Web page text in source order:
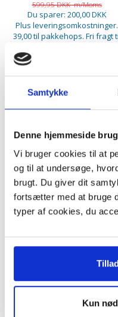
Samtykke
Denne hjemmeside
Vi bruger cookies til at
og til at undersøge,
brugt. Du giver dit
fortsætter med at bruge
typer af cookies, du
Kun
599,95 DKKm/Moms
Du sparer: 200,00 DKK
Plus leveringsomkostninger.
39,00 til pakkehops. Fri fragt
LÆG I KURV
Francisco Ocean, OBH